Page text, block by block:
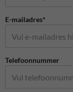
E-mailadres*
Telefoonnummer